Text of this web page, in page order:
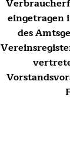
eingetragen
des